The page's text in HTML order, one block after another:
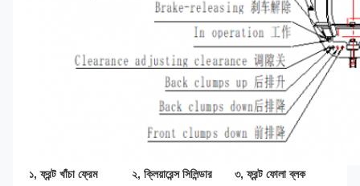
১, ফ্রন্ট খাঁচা ফ্রেম
২, ক্লিয়ারেন্স সিলিন্ডার
৩, ফ্রন্ট ফোলা ব্লক